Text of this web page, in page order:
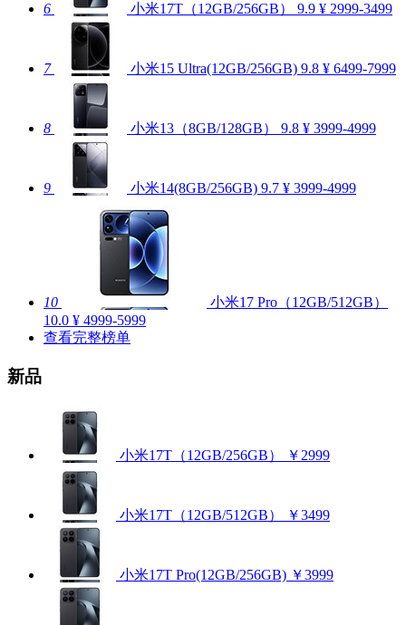
6 小米17T（12GB/256GB） 9.9 ¥ 2999-3499
7 小米15 Ultra(12GB/256GB) 9.8 ¥ 6499-7999
8 小米13（8GB/128GB） 9.8 ¥ 3999-4999
9 小米14(8GB/256GB) 9.7 ¥ 3999-4999
10
小米17 Pro（12GB/512GB）
10.0 ¥ 4999-5999
查看完整榜单
新品
小米17T（12GB/256GB） ￥2999
小米17T（12GB/512GB） ￥3499
小米17T Pro(12GB/256GB) ￥3999